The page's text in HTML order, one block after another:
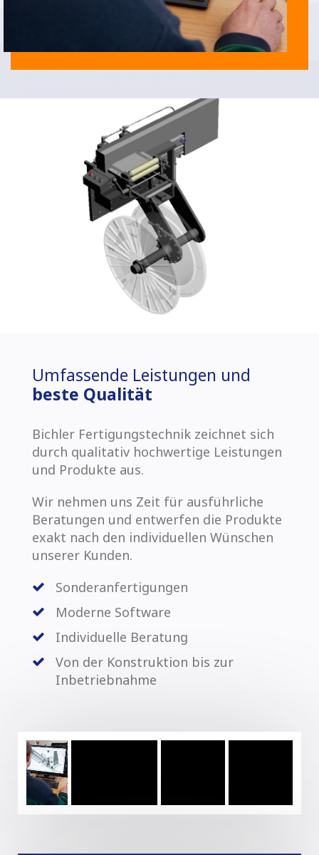
Umfassende Leistungen und
beste Qualität
Bichler Fertigungstechnik zeichnet sich
durch qualitativ hochwertige Leistungen
und Produkte aus.
Wir nehmen uns Zeit für ausführliche
Beratungen und entwerfen die Produkte
exakt nach den individuellen Wünschen
unserer Kunden.
Sonderanfertigungen
Moderne Software
Individuelle Beratung
Von der Konstruktion bis zur
Inbetriebnahme